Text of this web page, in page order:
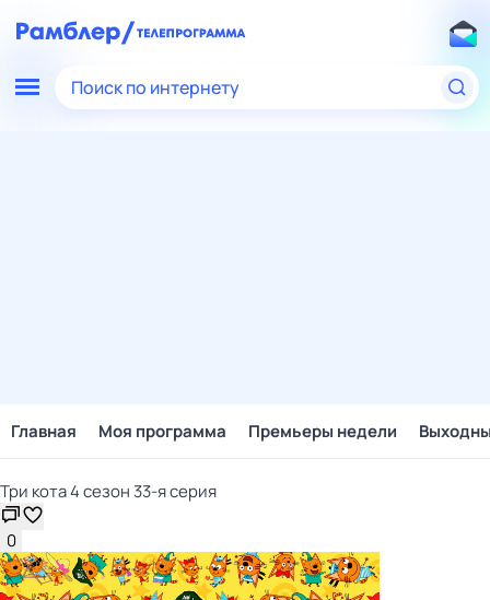
Поиск по интернету
Главная Моя программа Премьеры недели
Три кота 4 сезон 33-я серия
0